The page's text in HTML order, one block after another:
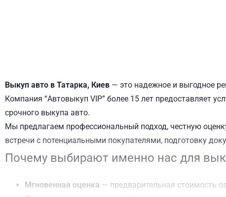
Выкуп авто в Татарка, Киев — это надежное и выгодное
Компания “Автовыкуп VIP” более 15 лет предоставляет
срочного выкупа авто.
Мы предлагаем профессиональный подход, честную
встречи с потенциальными покупателями, подготовку
Почему выбирают именно нас для
Мгновенная оценка — предварительная стоимость